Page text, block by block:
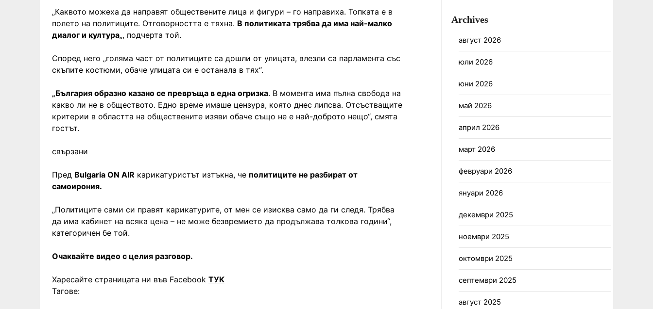
„Каквото можеха да направят обществените лица и фигури – го направиха. Топката е в
полето на политиците. Отговорността е тяхна. В политиката трябва да има най-малко
диалог и култура„, подчерта той.
Според него „голяма част от политиците са дошли от улицата, влезли са парламента със
скъпите костюми, обаче улицата си е останала в тях“.
„България образно казано се превръща в една огризка. В момента има пълна свобода на
какво ли не в обществото. Едно време имаше цензура, която днес липсва. Отсъстващите
критерии в областта на обществените изяви обаче също не е най-доброто нещо“, смята
гостът.
свързани
Пред Bulgaria ON AIR карикатуристът изтъкна, че политиците не разбират от
самоирония.
„Политиците сами си правят карикатурите, от мен се изисква само да ги следя. Трябва
да има кабинет на всяка цена – не може безвремието да продължава толкова години“,
категоричен бе той.
Очаквайте видео с целия разговор.
Харесайте страницата ни във Facebook ТУК
Тагове:
Archives
август 2026
юли 2026
юни 2026
май 2026
април 2026
март 2026
февруари 2026
януари 2026
декември 2025
ноември 2025
октомври 2025
септември 2025
август 2025